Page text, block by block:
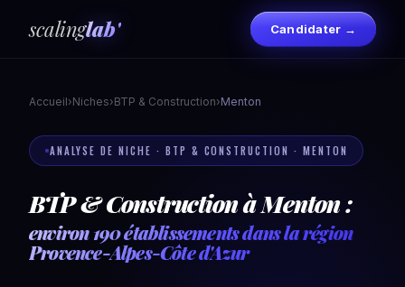
scalinglab' Candidater →
Accueil›Niches›BTP & Construction›Menton
ANALYSE DE NICHE · BTP & CONSTRUCTION · MENTON
BTP & Construction à Menton :
environ 190 établissements dans la région
Provence-Alpes-Côte d'Azur